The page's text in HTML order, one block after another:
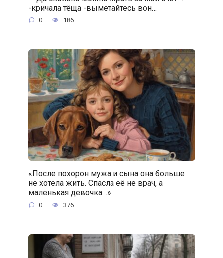
-кричала тёща -выметайтесь вон…
0 186
«После похорон мужа и сына она больше
не хотела жить. Спасла её не врач, а
маленькая девочка…»
0 376